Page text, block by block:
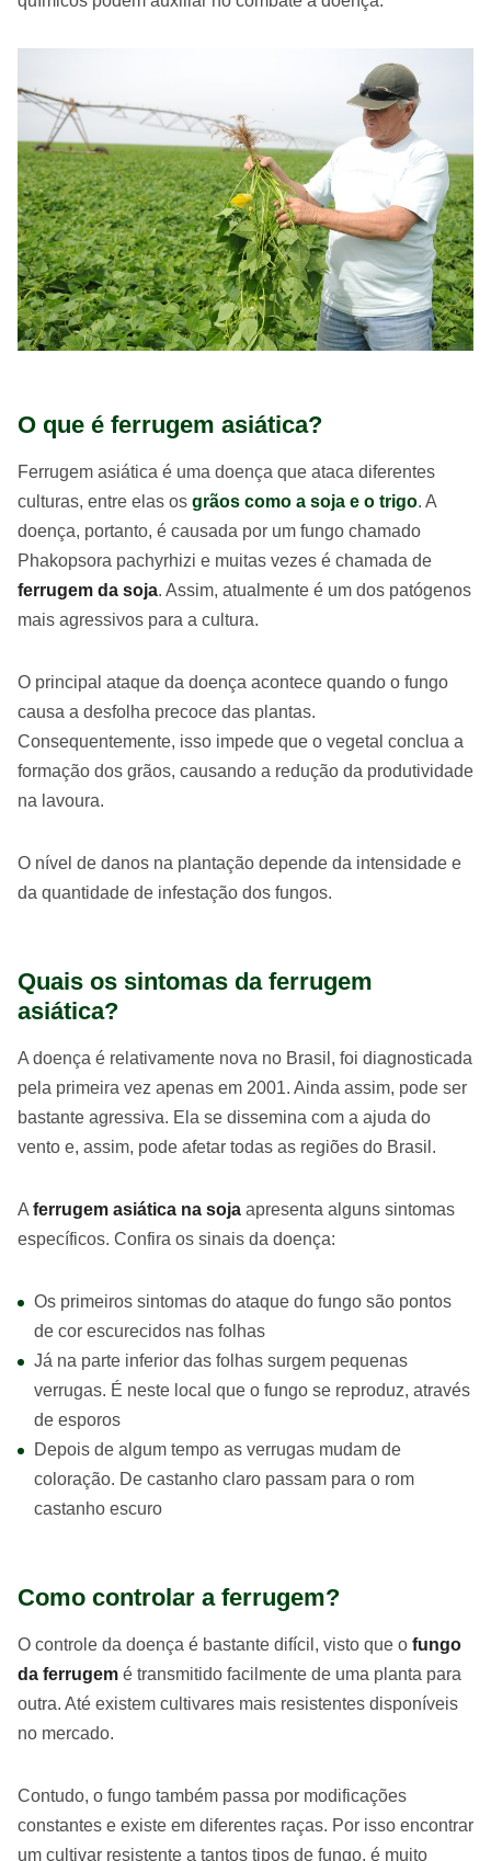
O que é ferrugem asiática?
Ferrugem asiática é uma doença que ataca diferentes
culturas, entre elas os grãos como a soja e o trigo. A
doença, portanto, é causada por um fungo chamado
Phakopsora pachyrhizi e muitas vezes é chamada de
ferrugem da soja. Assim, atualmente é um dos patógenos
mais agressivos para a cultura.
O principal ataque da doença acontece quando o fungo
causa a desfolha precoce das plantas.
Consequentemente, isso impede que o vegetal conclua a
formação dos grãos, causando a redução da produtividade
na lavoura.
O nível de danos na plantação depende da intensidade e
da quantidade de infestação dos fungos.
Quais os sintomas da ferrugem
asiática?
A doença é relativamente nova no Brasil, foi diagnosticada
pela primeira vez apenas em 2001. Ainda assim, pode ser
bastante agressiva. Ela se dissemina com a ajuda do
vento e, assim, pode afetar todas as regiões do Brasil.
A ferrugem asiática na soja apresenta alguns sintomas
específicos. Confira os sinais da doença:
Os primeiros sintomas do ataque do fungo são pontos
de cor escurecidos nas folhas
Já na parte inferior das folhas surgem pequenas
verrugas. É neste local que o fungo se reproduz, através
de esporos
Depois de algum tempo as verrugas mudam de
coloração. De castanho claro passam para o rom
castanho escuro
Como controlar a ferrugem?
O controle da doença é bastante difícil, visto que o fungo
da ferrugem é transmitido facilmente de uma planta para
outra. Até existem cultivares mais resistentes disponíveis
no mercado.
Contudo, o fungo também passa por modificações
constantes e existe em diferentes raças. Por isso encontrar
um cultivar resistente a tantos tipos de fungo, é muito